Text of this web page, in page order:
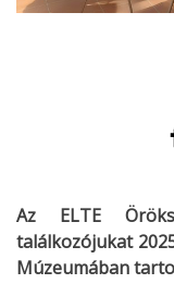
Az ELTE
találkozójukat
Múzeumában